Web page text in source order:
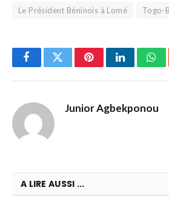
Le Président Béninois à Lomé Togo-
FacebookTwitterPinterestLinkedIn
Junior Agbekponou
A LIRE AUSSI ...